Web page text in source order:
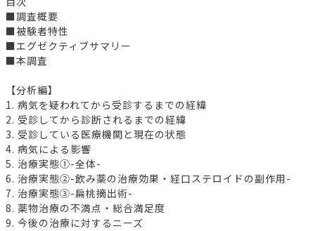
■調査概要
■被験者特性
■エグゼクティブサマリー
■本調査
【分析編】
1. 病気を疑われてから受診するまでの経緯
2. 受診してから診断されるまでの経緯
3. 受診している医療機関と現在の状態
4. 病気による影響
5. 治療実態①-全体-
6. 治療実態②-飲み薬の治療効果・経口ステロイドの副作用-
7. 治療実態③-扁桃摘出術-
8. 薬物治療の不満点・総合満足度
9. 今後の治療に対するニーズ